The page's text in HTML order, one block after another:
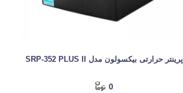
پرینتر حرارتی بیکسولون مدل SRP-352 PLUS II
0